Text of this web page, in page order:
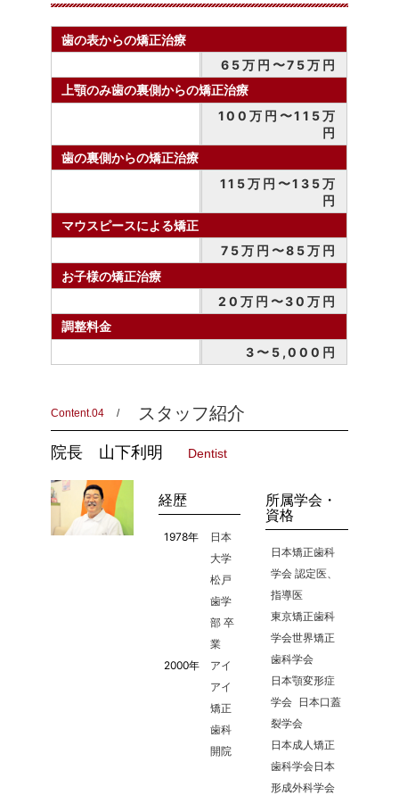
歯の表からの矯正治療
65万円〜75万円
上顎のみ歯の裏側からの矯正治療
100万円〜115万
円
歯の裏側からの矯正治療
115万円〜135万
円
マウスピースによる矯正
75万円〜85万円
お子様の矯正治療
20万円〜30万円
調整料金
3〜5,000円
Content.04 スタッフ紹介
院長 山下利明 Dentist
経歴
1978年
日本
大学
松戸
歯学
部 卒
業
2000年
アイ
アイ
矯正
歯科
開院
所属学会・
資格
日本矯正歯科
学会 認定医、
指導医
東京矯正歯科
学会 世界矯正
歯科学会
日本顎変形症
学会 日本口蓋
裂学会
日本成人矯正
歯科学会 日本
形成外科学会